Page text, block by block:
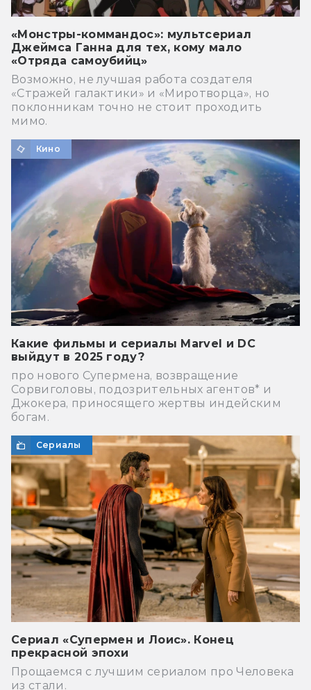
«Монстры-коммандос»: мультсериал
Джеймса Ганна для тех, кому мало
«Отряда самоубийц»
Возможно, не лучшая работа создателя
«Стражей галактики» и «Миротворца», но
поклонникам точно не стоит проходить
мимо.
Кино
Какие фильмы и сериалы Marvel и DC
выйдут в 2025 году?
про нового Супермена, возвращение
Сорвиголовы, подозрительных агентов* и
Джокера, приносящего жертвы индейским
богам.
Сериалы
Сериал «Супермен и Лоис». Конец
прекрасной эпохи
Прощаемся с лучшим сериалом про Человека
из стали.